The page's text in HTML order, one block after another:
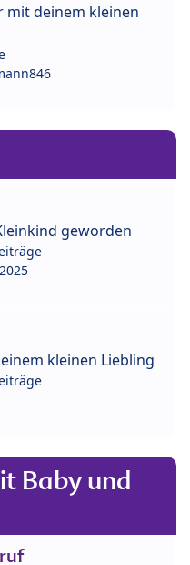
mit deinem kleinen
geworden
kleinen Liebling
Baby und